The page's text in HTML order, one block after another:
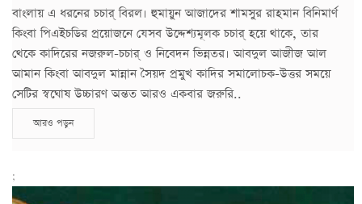
বাংলায় এ ধরনের চচার্ বিরল। হুমায়ুন আজাদের শামসুর রাহমান বিনিমার্ণ
কিংবা পিএইচডির প্রয়োজনে যেসব উদ্দেশ্যমূলক চচার্ হয়ে থাকে, তার
থেকে কাদিরের নজরুল-চচার্ ও নিবেদন ভিন্নতর। আবদুল আজীজ আল
আমান কিংবা আবদুল মান্নান সৈয়দ প্রমুখ কাদির সমালোচক-উত্তর সময়ে
সেটির স্বঘোষ উচ্চারণ অন্তত আরও একবার জরুরি..
আরও পড়ুন
;